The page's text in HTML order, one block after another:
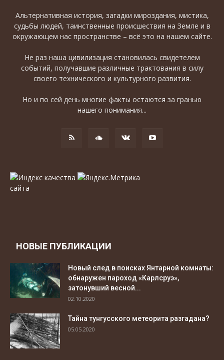
Альтернативная история, загадки мироздания, мистика,
судьбы людей, таинственные происшествия на Земле и в
окружающем нас пространстве – всё это на нашем сайте.
Не раз наша цивилизация становилась свидетелем
событий, получавшие различные трактования в силу
своего технического и культурного развития.
Но и по сей день многие факты остаются за гранью
нашего понимания...
НОВЫЕ ПУБЛИКАЦИИ
Новый след в поисках Янтарной комнаты:
обнаружен пароход «Карлсруэ»,
затонувший весной...
02.10.2020
Тайна тунгусского метеорита разгадана?
05.05.2020